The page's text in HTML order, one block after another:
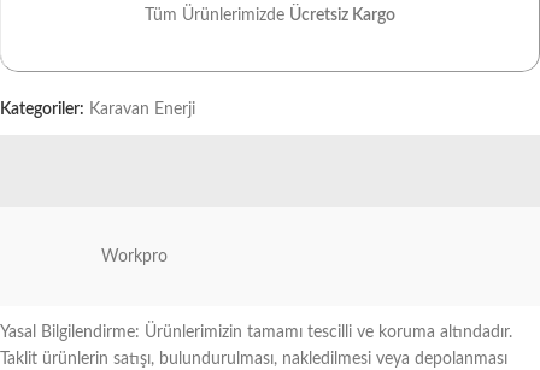
Tüm Ürünlerimizde Ücretsiz Kargo
Kategoriler: Karavan Enerji
Workpro
Yasal Bilgilendirme: Ürünlerimizin tamamı tescilli ve koruma altındadır.
Taklit ürünlerin satışı, bulundurulması, nakledilmesi veya depolanması